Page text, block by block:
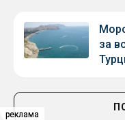
реклама
реклама
реклама
за